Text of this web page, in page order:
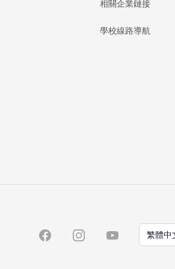
相關企業鏈接
學校線路導航
FacebookInstagramYouTube